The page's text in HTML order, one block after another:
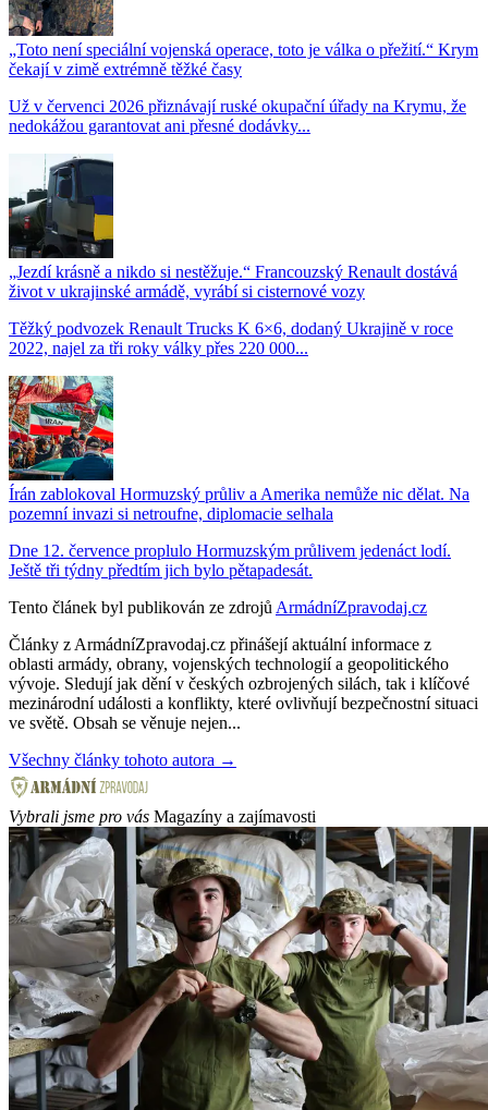
„Toto není speciální vojenská operace, toto je válka o přežití.“ Krym
čekají v zimě extrémně těžké časy
Už v červenci 2026 přiznávají ruské okupační úřady na Krymu, že
nedokážou garantovat ani přesné dodávky...
„Jezdí krásně a nikdo si nestěžuje.“ Francouzský Renault dostává
život v ukrajinské armádě, vyrábí si cisternové vozy
Těžký podvozek Renault Trucks K 6×6, dodaný Ukrajině v roce
2022, najel za tři roky války přes 220 000...
Írán zablokoval Hormuzský průliv a Amerika nemůže nic dělat. Na
pozemní invazi si netroufne, diplomacie selhala
Dne 12. července proplulo Hormuzským průlivem jedenáct lodí.
Ještě tři týdny předtím jich bylo pětapadesát.
Tento článek byl publikován ze zdrojů ArmádníZpravodaj.cz
Články z ArmádníZpravodaj.cz přinášejí aktuální informace z
oblasti armády, obrany, vojenských technologií a geopolitického
vývoje. Sledují jak dění v českých ozbrojených silách, tak i klíčové
mezinárodní události a konflikty, které ovlivňují bezpečnostní situaci
ve světě. Obsah se věnuje nejen...
Všechny články tohoto autora →
Vybrali jsme pro vás Magazíny a zajímavosti